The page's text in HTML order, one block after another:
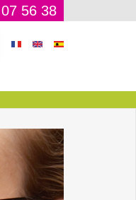
56 38